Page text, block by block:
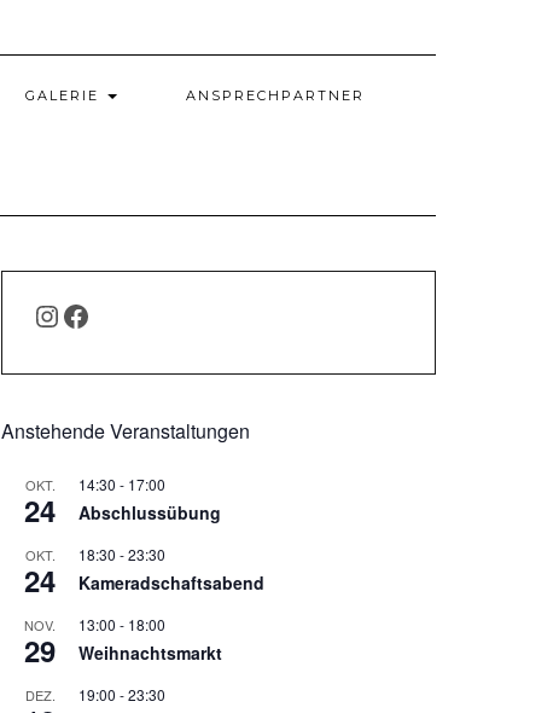
GALERIE ANSPRECHPARTNER
INSTAGRAM
FACEBOOK
Anstehende Veranstaltungen
OKT.
24
14:30 - 17:00
Abschlussübung
OKT.
24
18:30 -23:30
Kameradschaftsabend
NOV.
29
13:00 - 18:00
Weihnachtsmarkt
DEZ. 19:00 -23:30